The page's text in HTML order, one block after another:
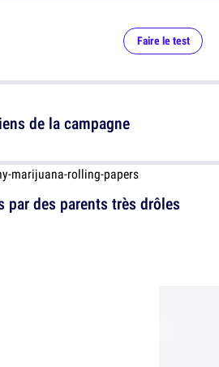
par des parents très drôles
Faire le test
de la campagne